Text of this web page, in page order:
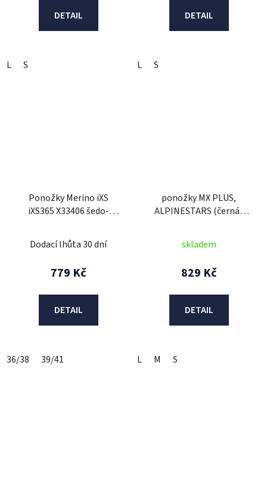
DETAIL
L S
DETAIL
L S
Ponožky Merino iXS
iXS365 X33406 šedo-
Dodací lhůta 30 dní
779 Kč
DETAIL
36/38 39/41
ponožky MX PLUS,
ALPINESTARS (černá/
skladem
829 Kč
DETAIL
L M S